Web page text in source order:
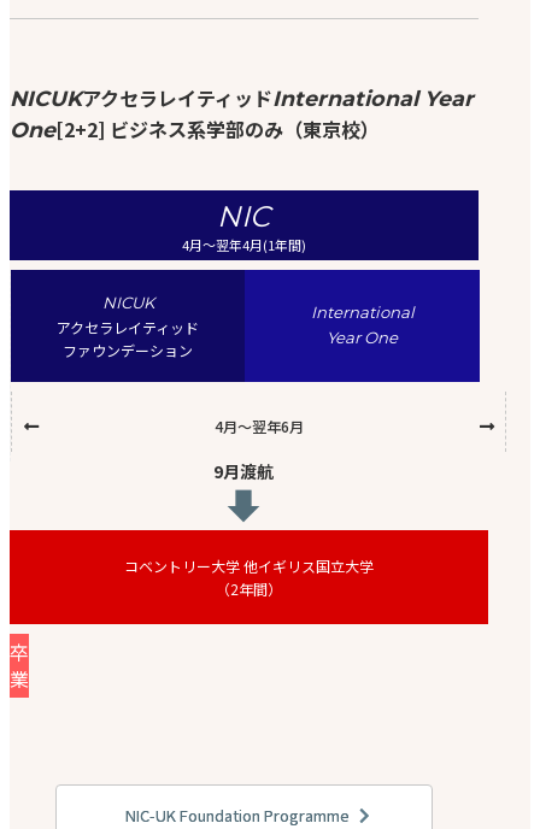
NICUKアクセラレイティッドInternational Year
One[2+2] ビジネス系学部のみ（東京校）
NIC
4月〜翌年4月(1年間)
NICUK
アクセラレイティッド
ファウンデーション
International
Year One
4月〜翌年6月
9月渡航
コベントリー大学 他イギリス国立大学
（2年間）
卒
業
NIC-UK Foundation Programme